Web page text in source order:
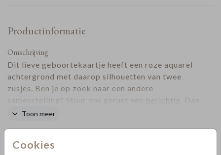
Cookies
Productinformatie
Omschrijving
Dit lieve geboortekaartje heeft een roze aquarel
achtergrond met daarop silhouetten van twee
zusjes. Ben je op zoek naar een andere
samenstelling? Stuur ons gerust een berichtje
. Dan
zetten wij dit in jouw account.
Toon meer
Collectie